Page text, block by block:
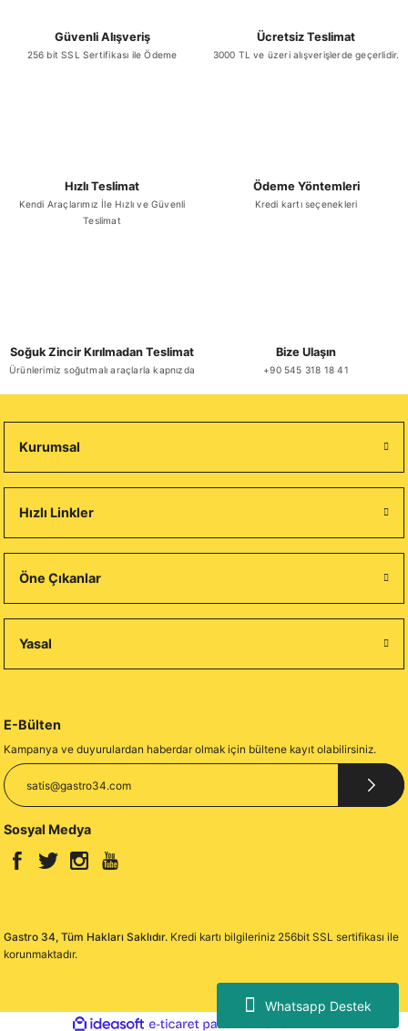
Whatsapp Destek
Güvenli Alışveriş
256 bit SSL Sertifikası ile Ödeme
Ücretsiz Teslimat
3000 TL ve üzeri alışverişlerde geçerlidir.
Hızlı Teslimat
Kendi Araçlarımız İle Hızlı ve Güvenli
Teslimat
Ödeme Yöntemleri
Kredi kartı seçenekleri
Soğuk Zincir Kırılmadan Teslimat
Ürünlerimiz soğutmalı araçlarla kapnızda
Bize Ulaşın
+90 545 318 18 41
Kurumsal
Hızlı Linkler
Öne Çıkanlar
Yasal
E-Bülten
Kampanya ve duyurulardan haberdar olmak için bültene kayıt olabilirsiniz.
Sosyal Medya
Gastro 34, Tüm Hakları Saklıdır. Kredi kartı bilgileriniz 256bit SSL sertifikası ile
korunmaktadır.
ideasoft